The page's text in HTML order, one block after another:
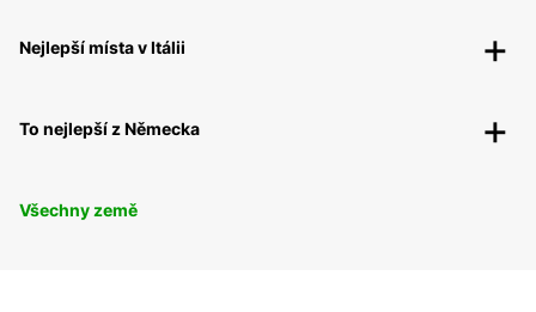
Nejlepší místa v Itálii
To nejlepší z Německa
Všechny země